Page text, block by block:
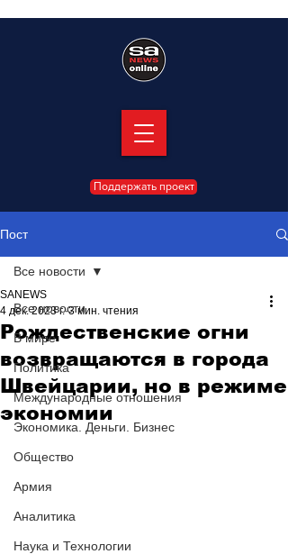
Поддержать проект
Пост
Все новости
В мире
Политика
Международные отношения
Экономика. Деньги. Бизнес
Общество
Армия
Аналитика
Наука и Технологии
Все новости
Рождественские огни
возвращаются в города
Швейцарии, но в режиме
экономии
SANEWS
4 дек. 2023 г. 3 мин. чтения